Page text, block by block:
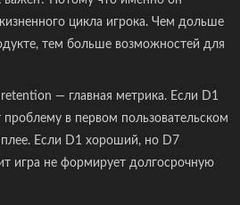
цикла игрока. Чем дольше
тем больше возможностей для
— главная метрика. Если D1
проблему в первом пользовательском
Если D1 хороший, но D7
игра не формирует долгосрочную